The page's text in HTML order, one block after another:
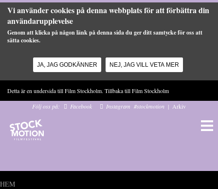
Vi använder cookies på denna webbplats för att förbättra din
användarupplevelse
Genom att klicka på någon länk på denna sida du ger ditt samtycke för oss att
sätta cookies.
JA, JAG GODKÄNNER NEJ, JAG VILL VETA MER
Detta är en undersida till Film Stockholm. Tillbaka tillFilm Stockholm
Följ oss på:
Facebook Instagram #stockmotion | Arkiv
HEM